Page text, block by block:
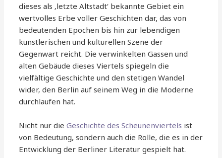
dieses als ‚letzte Altstadt‘ bekannte Gebiet ein
wertvolles Erbe voller Geschichten dar, das von
bedeutenden Epochen bis hin zur lebendigen
künstlerischen und kulturellen Szene der
Gegenwart reicht. Die verwinkelten Gassen und
alten Gebäude dieses Viertels spiegeln die
vielfältige Geschichte und den stetigen Wandel
wider, den Berlin auf seinem Weg in die Moderne
durchlaufen hat.
Nicht nur dieGeschichte des Scheunenviertels ist
von Bedeutung, sondern auch die Rolle, die es in der
Entwicklung der Berliner Literatur gespielt hat.